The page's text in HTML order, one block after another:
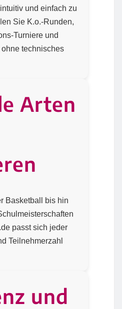
und einfach zu
Sie K.o.-Runden,
Turniere und
technisches
Arten
Basketball bis hin
passt sich jeder
Teilnehmerzahl
und